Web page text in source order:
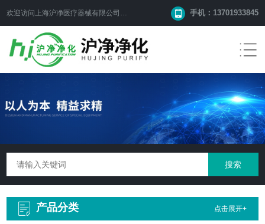
欢迎访问上海沪净医疗器械有限公司网站！ 手机：13701933845
产品分类 点击展开+